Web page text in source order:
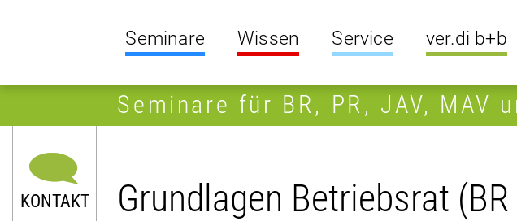
Seminare Wissen Service ver.di b+b
Seminare für BR, PR, JAV, MAV
KONTAKT
Grundlagen Betriebsrat